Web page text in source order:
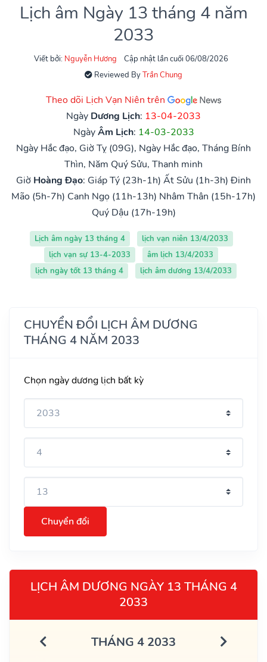
Lịch âm Ngày 13 tháng 4 năm
2033
Viết bởi: Nguyễn Hương
Cập nhật lần cuối 06/08/2026
Reviewed ByTrần Chung
Theo dõi Lịch Vạn Niên trên
Ngày Dương Lịch: 13-04-2033
NgàyÂm Lịch: 14-03-2033
Ngày Hắc đạo, Giờ Tỵ (09G), Ngày Hắc đạo, Tháng Bính
Thìn, Năm Quý Sửu, Thanh minh
Giờ Hoàng Đạo: Giáp Tý (23h-1h) Ất Sửu (1h-3h) Đinh
Mão (5h-7h) Canh Ngọ (11h-13h) Nhâm Thân (15h-17h)
Quý Dậu (17h-19h)
Lịch âm ngày 13 tháng 4
lịch vạn niên 13/4/2033
lịch vạn sự 13-4-2033
âm lịch 13/4/2033
lịch ngày tốt 13 tháng 4
lịch âm dương 13/4/2033
CHUYỂN ĐỔI LỊCH ÂM DƯƠNG
THÁNG 4 NĂM 2033
Chọn ngày dương lịch bất kỳ
Chuyển đổi
LỊCH ÂM DƯƠNG NGÀY 13 THÁNG 4
2033
THÁNG 4 2033